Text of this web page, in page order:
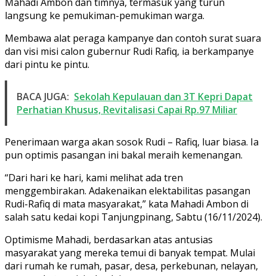
langsung ke pemukiman-pemukiman warga.
Membawa alat peraga kampanye dan contoh surat suara
dan visi misi calon gubernur Rudi Rafiq, ia berkampanye
dari pintu ke pintu.
BACA JUGA: Sekolah Kepulauan dan 3T Kepri Dapat
Perhatian Khusus, Revitalisasi Capai Rp.97 Miliar
Penerimaan warga akan sosok Rudi – Rafiq, luar biasa. Ia
pun optimis pasangan ini bakal meraih kemenangan.
“Dari hari ke hari, kami melihat ada tren
menggembirakan. Adakenaikan elektabilitas pasangan
Rudi-Rafiq di mata masyarakat,” kata Mahadi Ambon di
salah satu kedai kopi Tanjungpinang, Sabtu (16/11/2024).
Optimisme Mahadi, berdasarkan atas antusias
masyarakat yang mereka temui di banyak tempat. Mulai
dari rumah ke rumah, pasar, desa, perkebunan, nelayan,